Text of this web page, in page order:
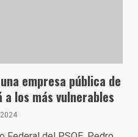
empresa pública de
los más vulnerables